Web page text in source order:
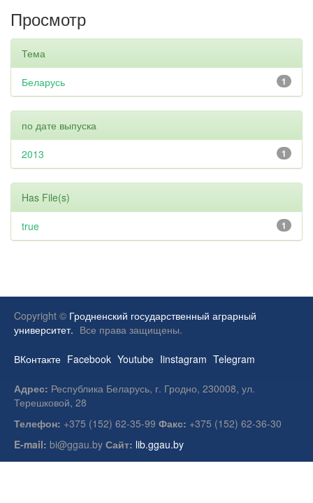
Просмотр
Тема
1
Беларусь
по дате выпуска
1
2013
Has File(s)
1
true
Copyright © Гродненский государственный аграрный
университет. Все права защищены.
ВКонтакте Facebook Youtube Iinstagram Telegram
Адрес: Республика Беларусь, г. Гродно, 230008, ул.
Терешковой, 28
Телефон: +375 (152) 62-35-99 Факс: +375 (152) 62-36-30
E-mail: bi@ggau.by Сайт: lib.ggau.by